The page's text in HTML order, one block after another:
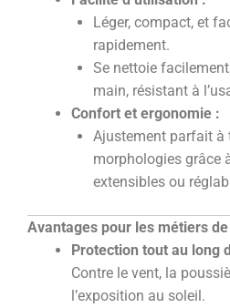
Léger, compact, et
rapidement.
Se nettoie
main, résistant à
Confort et ergonomie :
Ajustement parfait à
morphologies grâce
extensibles ou
Avantages pour les métiers de
Protection tout au long
Contre le vent, la
l’exposition au soleil.